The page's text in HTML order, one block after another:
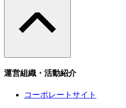
運営組織・活動紹介
コーポレートサイト